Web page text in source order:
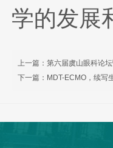
学的发展
上一篇： 第六届虞山眼科论
下一篇： MDT-ECMO，续写